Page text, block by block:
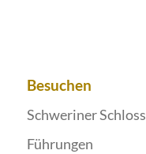
Besuchen
Schweriner Schloss
Führungen